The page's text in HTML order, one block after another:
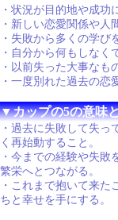
・状況が目的地や成功
・新しい恋愛関係や人
・失敗から多くの学び
・自分から何もしなく
・以前失った大事なも
・一度別れた過去の恋
▼カップの5の意味
・過去に失敗して失っ
く再始動すること。
・今までの経験や失
繁栄へとつながる。
・これまで抱いて来
ちと幸せを手にする。